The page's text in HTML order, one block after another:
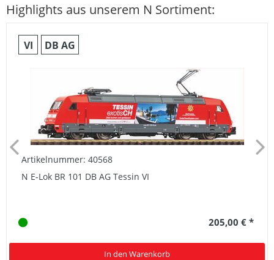
Highlights aus unserem N Sortiment:
VI DB AG
Artikelnummer: 40568
N E-Lok BR 101 DB AG Tessin VI
205,00 € *
In den Warenkorb